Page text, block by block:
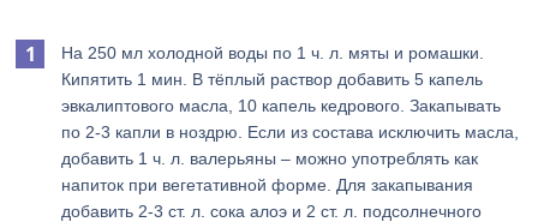
На 250 мл холодной воды по 1 ч. л. мяты и ромашки.
Кипятить 1 мин. В тёплый раствор добавить 5 капель
эвкалиптового масла, 10 капель кедрового. Закапывать
по 2-3 капли в ноздрю. Если из состава исключить масла,
добавить 1 ч. л. валерьяны – можно употреблять как
напиток при вегетативной форме. Для закапывания
добавить 2-3 ст. л. сока алоэ и 2 ст. л. подсолнечного